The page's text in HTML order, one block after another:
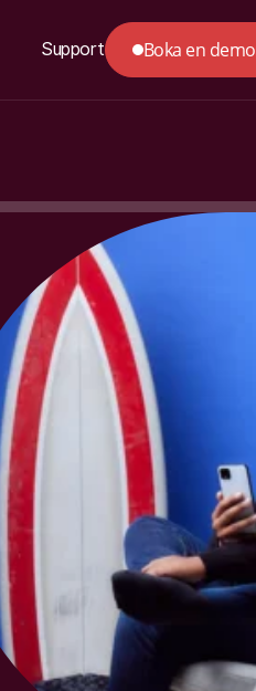
Support Boka en demo